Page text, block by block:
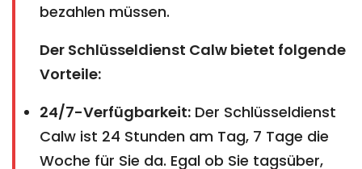
bezahlen müssen.
Der Schlüsseldienst Calw bietet folgende
Vorteile:
24/7-Verfügbarkeit: Der Schlüsseldienst
Calw ist 24 Stunden am Tag, 7 Tage die
Woche für Sie da. Egal ob Sie tagsüber,